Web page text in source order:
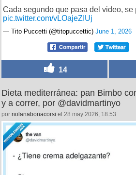
Cada segundo que pasa del video, se
pic.twitter.com/vLOajeZIUj
— Tito Puccetti (@titopuccettic) June 1, 2026
14
Dieta mediterránea: pan Bimbo
y a correr, por @davidmartinyo
por nolanabonacorsi el 28 may 2026, 18:53